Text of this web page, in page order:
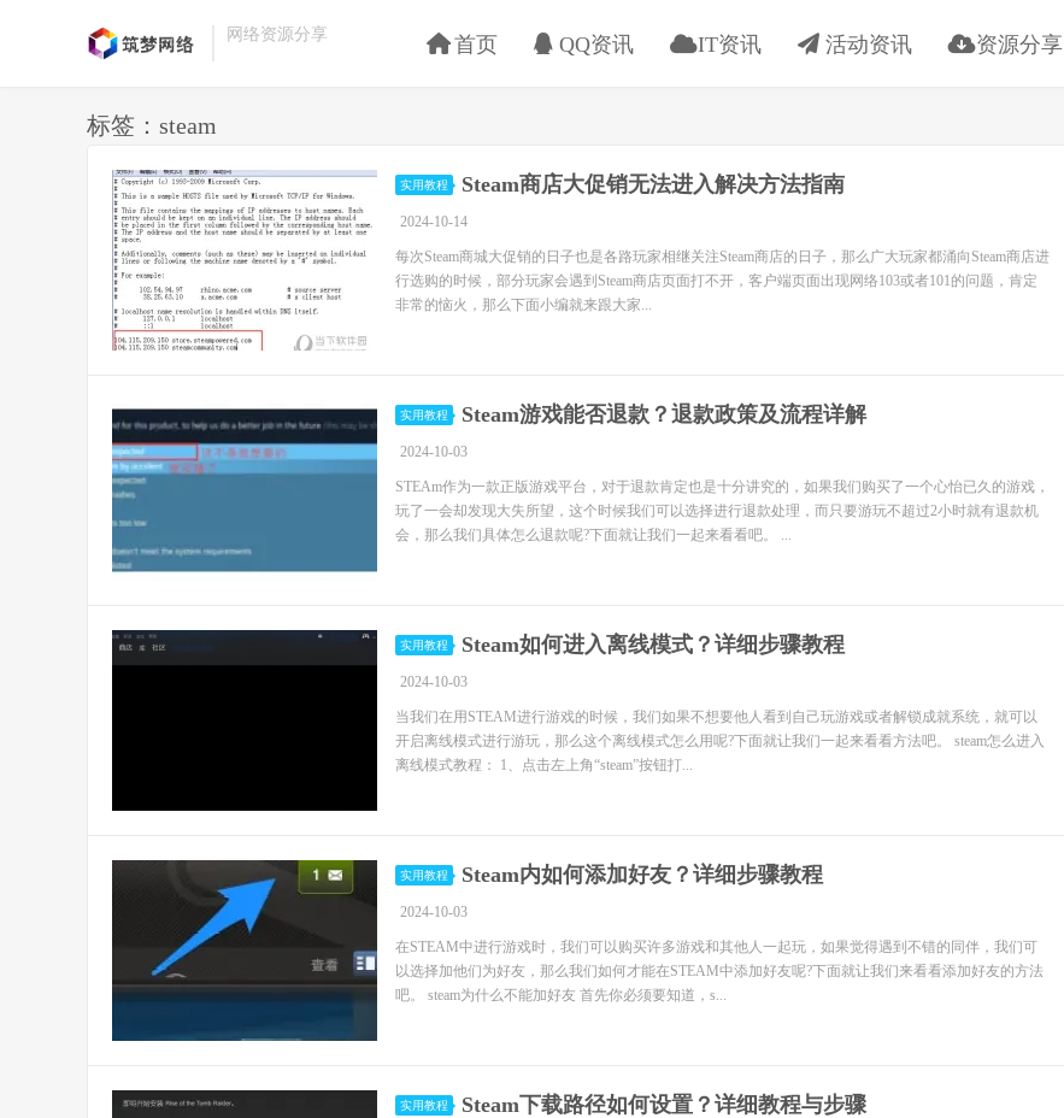
网络资源分享 首页 QQ资讯 IT资讯 活动资讯 资源分享
标签：steam
实用教程 Steam商店大促销无法进入解决方法指南
2024-10-14
每次Steam商城大促销的日子也是各路玩家相继关注Steam商店的日子，那么广大玩家都涌向Steam商店进
行选购的时候，部分玩家会遇到Steam商店页面打不开，客户端页面出现网络103或者101的问题，肯定
非常的恼火，那么下面小编就来跟大家...
实用教程 Steam游戏能否退款？退款政策及流程详解
2024-10-03
STEAm作为一款正版游戏平台，对于退款肯定也是十分讲究的，如果我们购买了一个心怡已久的游戏，
玩了一会却发现大失所望，这个时候我们可以选择进行退款处理，而只要游玩不超过2小时就有退款机
会，那么我们具体怎么退款呢?下面就让我们一起来看看吧。 ...
实用教程 Steam如何进入离线模式？详细步骤教程
2024-10-03
当我们在用STEAM进行游戏的时候，我们如果不想要他人看到自己玩游戏或者解锁成就系统，就可以
开启离线模式进行游玩，那么这个离线模式怎么用呢?下面就让我们一起来看看方法吧。 steam怎么进入
离线模式教程： 1、点击左上角“steam”按钮打...
实用教程 Steam内如何添加好友？详细步骤教程
2024-10-03
在STEAM中进行游戏时，我们可以购买许多游戏和其他人一起玩，如果觉得遇到不错的同伴，我们可
以选择加他们为好友，那么我们如何才能在STEAM中添加好友呢?下面就让我们来看看添加好友的方法
吧。 steam为什么不能加好友 首先你必须要知道，s...
实用教程 Steam下载路径如何设置？详细教程与步骤